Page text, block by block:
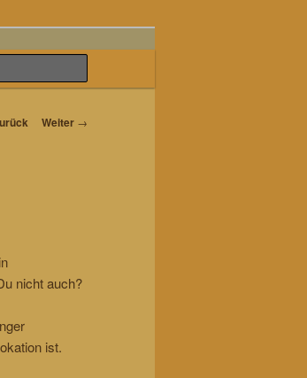
Weiter →
nicht auch?
ist.